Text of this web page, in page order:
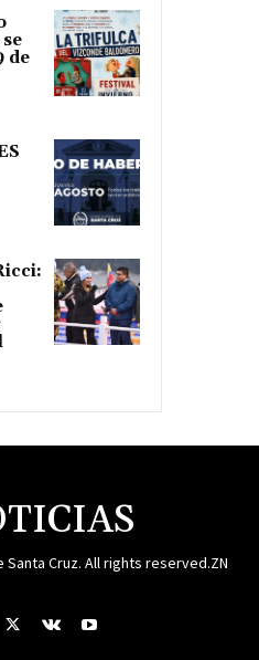
de
Cruz. All rights reserved.ZN